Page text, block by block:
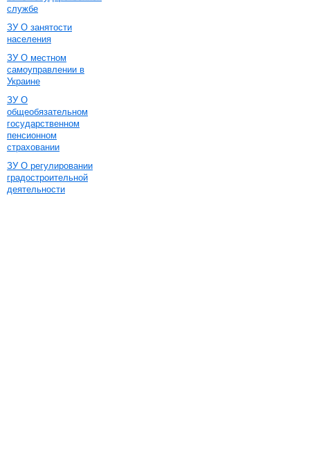
службе
ЗУ О занятости
населения
ЗУ О местном
самоуправлении в
Украине
ЗУ О
общеобязательном
государственном
пенсионном
страховании
ЗУ О регулировании
градостроительной
деятельности